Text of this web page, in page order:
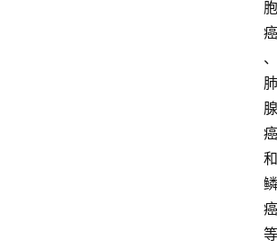
胞
癌
、
肺
腺
癌
和
鳞
癌
等